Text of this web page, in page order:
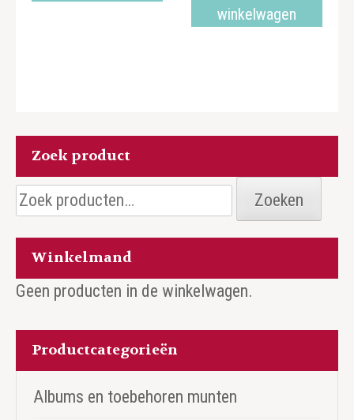
winkelwagen
Zoek product
Zoeken
naar:
Zoeken
Winkelmand
Geen producten in de winkelwagen.
Productcategorieën
Albums en toebehoren munten